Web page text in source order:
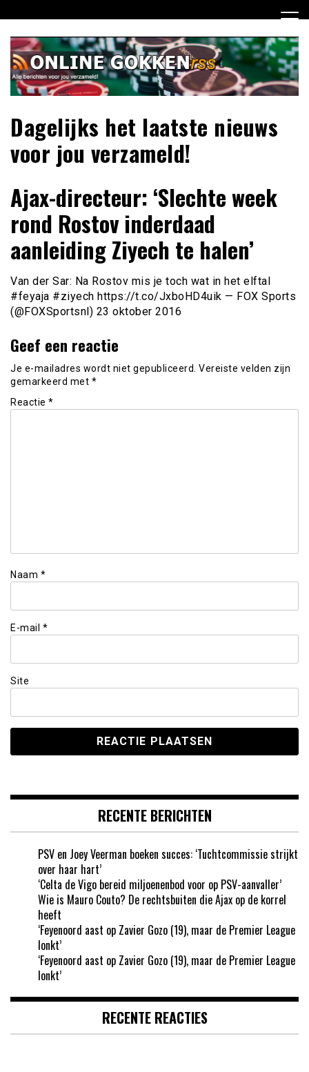
naar
inhoud
Dagelijks het laatste nieuws
voor jou verzameld!
Ajax-directeur: ‘Slechte week
rond Rostov inderdaad
aanleiding Ziyech te halen’
Van der Sar: Na Rostov mis je toch wat in het elftal
#feyaja #ziyech https://t.co/JxboHD4uik — FOX Sports
(@FOXSportsnl) 23 oktober 2016
Geef een reactie
Je e-mailadres wordt niet gepubliceerd. Vereiste velden zijn
gemarkeerd met *
Reactie *
Naam *
E-mail *
Site
RECENTE BERICHTEN
PSV en Joey Veerman boeken succes: ‘Tuchtcommissie strijkt
over haar hart’
‘Celta de Vigo bereid miljoenenbod voor op PSV-aanvaller’
Wie is Mauro Couto? De rechtsbuiten die Ajax op de korrel
heeft
‘Feyenoord aast op Zavier Gozo (19), maar de Premier League
lonkt’
‘Feyenoord aast op Zavier Gozo (19), maar de Premier League
lonkt’
RECENTE REACTIES